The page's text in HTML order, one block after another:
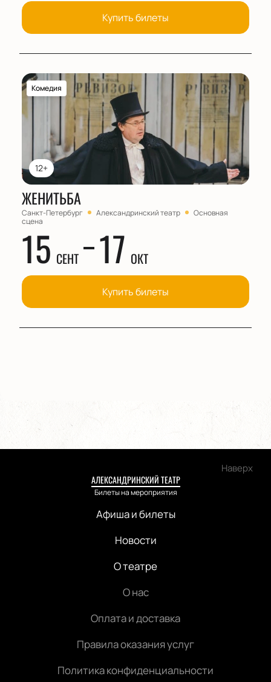
Купить билеты
12+
Комедия
ЖЕНИТЬБА
Санкт-Петербург Александринский театр
Основная
сцена
15 СЕНТ 17 ОКТ
Купить билеты
Наверх
АЛЕКСАНДРИНСКИЙ ТЕАТР
Билеты на мероприятия
Афиша и билеты
Новости
О театре
О нас
Оплата и доставка
Правила оказания услуг
Политика конфиденциальности